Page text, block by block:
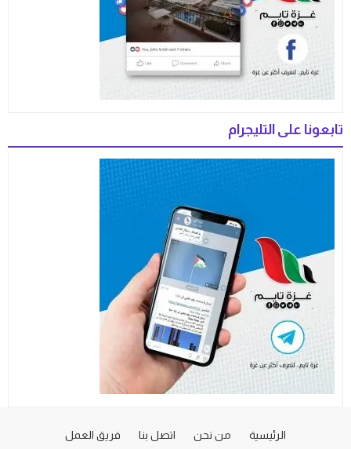
تابعونا على التليجرام
الرئيسية من نحن اتصل بنا فريق العمل